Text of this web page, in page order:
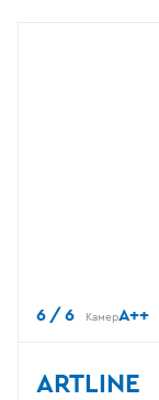
6 / 6 КамерA++
ARTLINE